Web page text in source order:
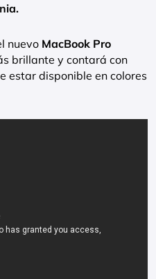
nuevo MacBook Pro
brillante y contará con
estar disponible en colores